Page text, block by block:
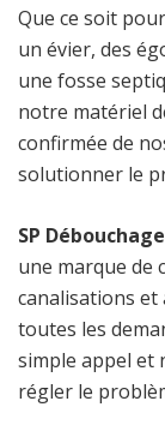
Que ce soit
un évier, des
une fosse
notre matériel
confirmée de
solutionner le
SP Débouchage
une marque de
canalisations
toutes les
simple appel et
régler le